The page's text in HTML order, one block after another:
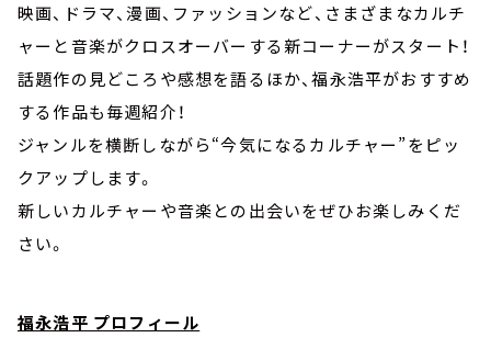
映画、ドラマ、漫画、ファッションなど、さまざまなカルチ
ャーと音楽がクロスオーバーする新コーナーがスタート！
話題作の見どころや感想を語るほか、福永浩平がおすすめ
する作品も毎週紹介！
ジャンルを横断しながら“今気になるカルチャー”をピッ
クアップします。
新しいカルチャーや音楽との出会いをぜひお楽しみくだ
さい。
福永浩平 プロフィール